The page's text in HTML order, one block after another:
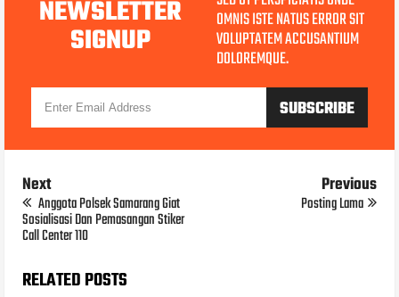
NEWSLETTER
SIGNUP
OMNIS ISTE NATUS ERROR SIT
VOLUPTATEM ACCUSANTIUM
DOLOREMQUE.
Next
Anggota Polsek Samarang Giat
Sosialisasi Dan Pemasangan Stiker
Call Center 110
Previous
Posting Lama
RELATED POSTS